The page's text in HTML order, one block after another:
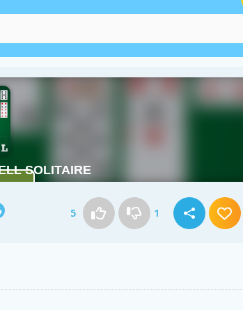
5 1